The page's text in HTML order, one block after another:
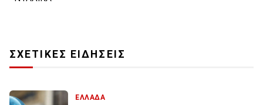
ΣΧΕΤΙΚΕΣ ΕΙΔΗΣΕΙΣ
ΕΛΛΑΔΑ